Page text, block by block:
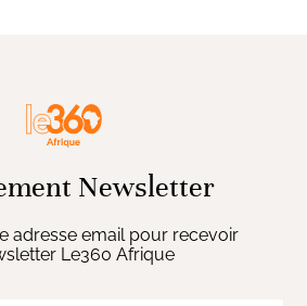
Newsletter
adresse email pour recevoir
Le360 Afrique